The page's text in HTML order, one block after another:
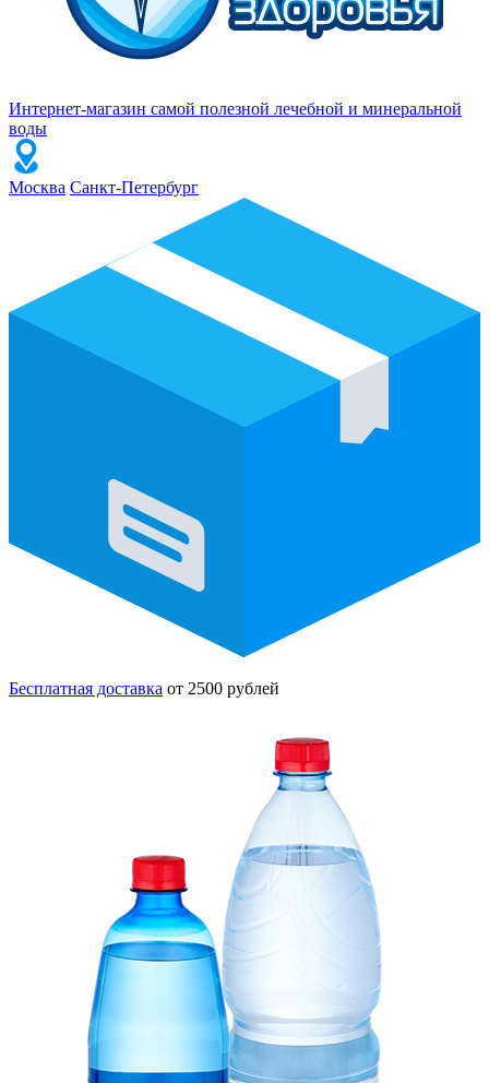
Интернет-магазин самой полезной лечебной и минеральной
воды
Москва Санкт-Петербург
Бесплатная доставка от 2500 рублей